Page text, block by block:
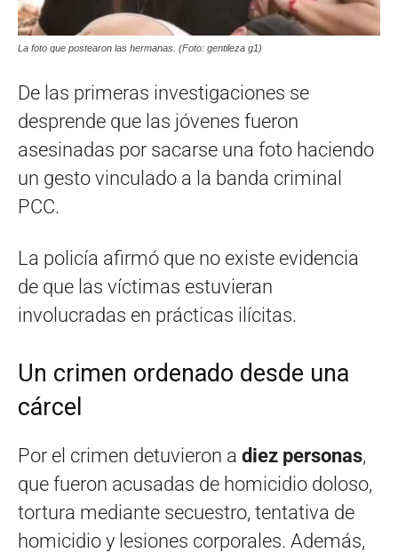
La foto que postearon las hermanas. (Foto: gentileza g1)
De las primeras investigaciones se
desprende que las jóvenes fueron
asesinadas por sacarse una foto haciendo
un gesto vinculado a la banda criminal
PCC.
La policía afirmó que no existe evidencia
de que las víctimas estuvieran
involucradas en prácticas ilícitas.
Un crimen ordenado desde una
cárcel
Por el crimen detuvieron a diez personas,
que fueron acusadas de homicidio doloso,
tortura mediante secuestro, tentativa de
homicidio y lesiones corporales. Además,